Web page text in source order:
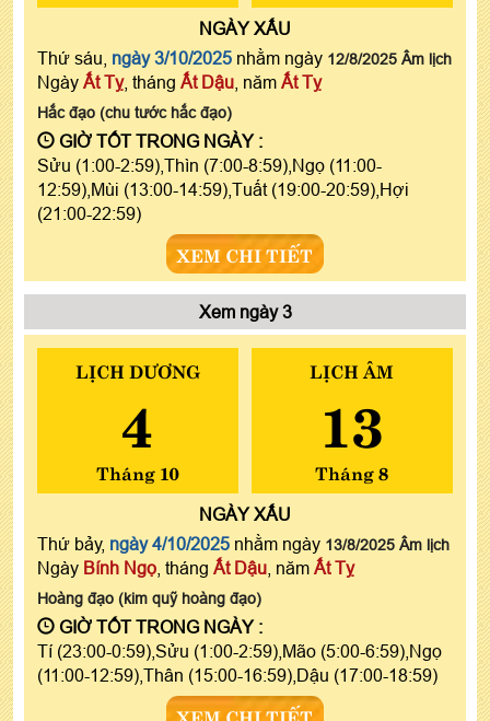
NGÀYXẤU
Thứ sáu, ngày 3/10/2025 nhằm ngày 12/8/2025 Âm lịch
Ngày Ất Tỵ, tháng Ất Dậu , năm Ất Tỵ
Hắc đạo (chu tước hắc đạo)
GIỜ TỐT TRONG NGÀY :
Sửu (1:00-2:59),Thìn (7:00-8:59),Ngọ (11:00-
12:59),Mùi (13:00-14:59),Tuất (19:00-20:59),Hợi
(21:00-22:59)
XEM CHI TIẾT
Xem ngày 3
LỊCH DƯƠNG
4
Tháng 10
LỊCH ÂM
13
Tháng 8
NGÀYXẤU
Thứ bảy, ngày 4/10/2025 nhằm ngày 13/8/2025 Âm lịch
Ngày Bính Ngọ , tháng Ất Dậu , năm Ất Tỵ
Hoàng đạo (kim quỹ hoàng đạo)
GIỜ TỐT TRONG NGÀY :
Tí (23:00-0:59),Sửu (1:00-2:59),Mão (5:00-6:59),Ngọ
(11:00-12:59),Thân (15:00-16:59),Dậu (17:00-18:59)
XEM CHI TIẾT